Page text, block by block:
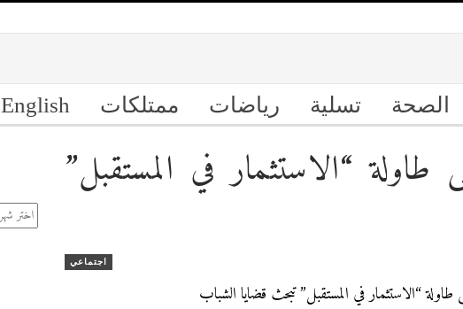
الصحة تسلية رياضات ممتلكات English
“الاستثمار في المستقبل”
اجتماعي
الأرشيف